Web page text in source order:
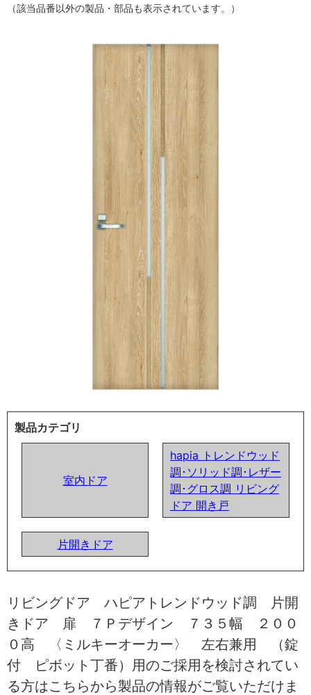
（該当品番以外の製品・部品も表示されています。）
製品カテゴリ
室内ドア
hapia トレンドウッド
調･ソリッド調･レザー
調･グロス調 リビング
ドア 開き戸
片開きドア
リビングドア ハピアトレンドウッド調 片開
きドア 扉 ７Ｐデザイン ７３５幅 ２００
０高 〈ミルキーオーカー〉 左右兼用 （錠
付 ピボット丁番）用のご採用を検討されてい
る方はこちらから製品の情報がご覧いただけま